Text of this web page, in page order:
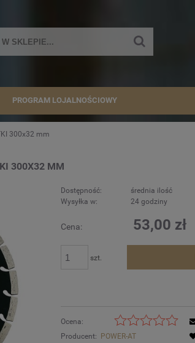
PROGRAM LOJALNOŚCIOWY
300x32 mm
300X32 MM
Dostępność:
średnia ilość
Wysyłka w:
24 godziny
Cena: 53,00 zł
szt.
Ocena:
Producent:
POWER-AT